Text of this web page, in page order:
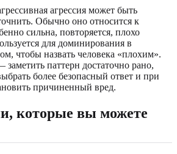
агрессия может быть
Обычно оно относится к
сильна, повторяется, плохо
для доминирования в
чтобы назвать человека «плохим».
заметить паттерн достаточно рано,
более безопасный ответ и при
причиненный вред.
которые вы можете